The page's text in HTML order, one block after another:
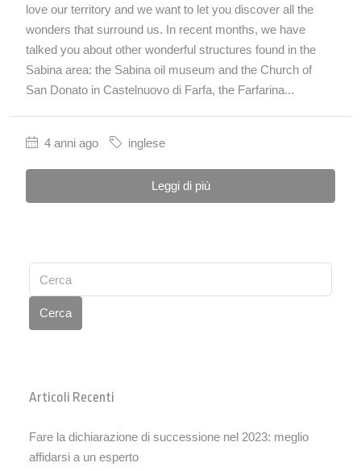
love our territory and we want to let you discover all the
wonders that surround us. In recent months, we have
talked you about other wonderful structures found in the
Sabina area: the Sabina oil museum and the Church of
San Donato in Castelnuovo di Farfa, the Farfarina...
4 anni ago inglese
Leggi di più
Cerca
Articoli Recenti
Fare la dichiarazione di successione nel 2023: meglio
affidarsi a un esperto